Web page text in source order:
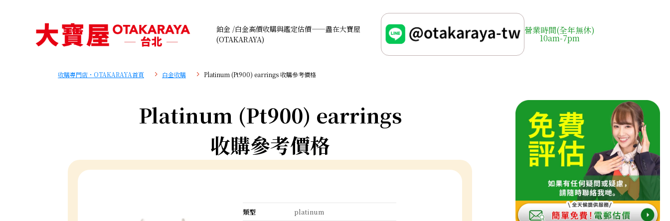
鉑金 /白金高價收購與鑑定估價——盡在大寶屋
(OTAKARAYA)
營業時間(全年無休)
10am-7pm
收購專門店・OTAKARAYA首頁 白金收購 Platinum (Pt900) earrings 收購參考價格
Platinum (Pt900) earrings
收購參考價格
類型
platinum